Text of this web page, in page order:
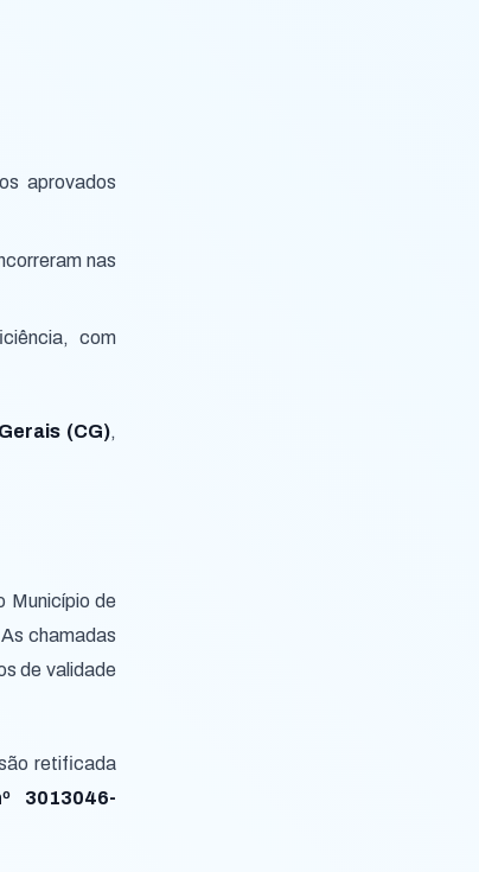
aprovados
nas
com
(CG),
Município de
chamadas
de validade
retificada
3013046-